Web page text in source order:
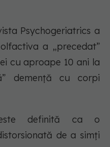
Psychogeriatrics a
a „precedat”
cu aproape 10 ani la
demență cu corpi
definită ca o
de a simți